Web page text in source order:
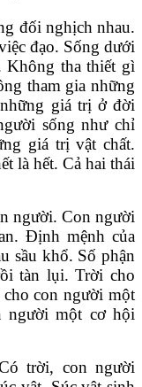
đối nghịch nhau.
đạo. Sống dưới
Không tha thiết gì
tham gia những
giá trị ở đời
sống như chỉ
giá trị vật chất.
là hết. Cả hai thái
người. Con người
Định mệnh của
sầu khổ. Số phận
tàn lụi. Trời cho
con người một
người một cơ hội
trời, con người